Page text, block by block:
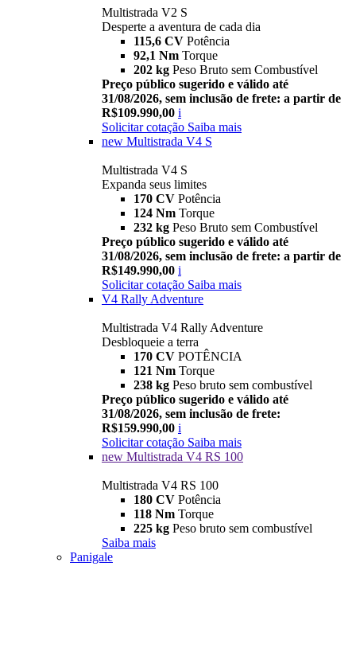
Multistrada V2 S
Desperte a aventura de cada dia
115,6 CV Potência
92,1 Nm Torque
202 kg Peso Bruto sem Combustível
Preço público sugerido e válido até
31/08/2026, sem inclusão de frete: a partir de
R$109.990,00 i
Solicitar cotação Saiba mais
new Multistrada V4 S
Multistrada V4 S
Expanda seus limites
170 CV Potência
124 Nm Torque
232 kg Peso Bruto sem Combustível
Preço público sugerido e válido até
31/08/2026, sem inclusão de frete: a partir de
R$149.990,00 i
Solicitar cotação Saiba mais
V4 Rally Adventure
Multistrada V4 Rally Adventure
Desbloqueie a terra
170 CV POTÊNCIA
121 Nm Torque
238 kg Peso bruto sem combustível
Preço público sugerido e válido até
31/08/2026, sem inclusão de frete:
R$159.990,00 i
Solicitar cotação Saiba mais
new Multistrada V4 RS 100
Multistrada V4 RS 100
180 CV Potência
118 Nm Torque
225 kg Peso bruto sem combustível
Saiba mais
Panigale